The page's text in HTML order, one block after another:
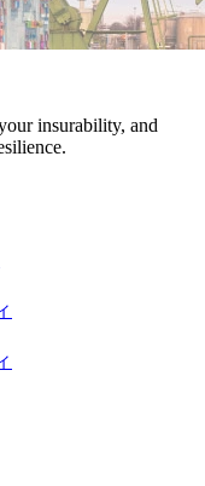
insurability, and